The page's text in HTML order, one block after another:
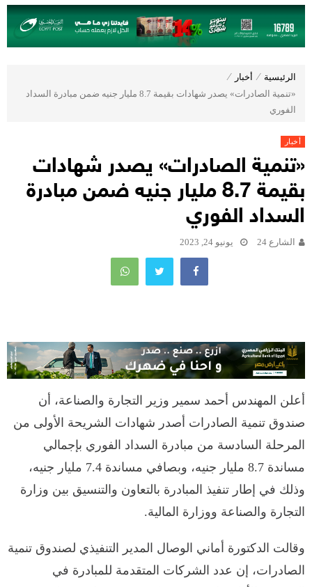
الرئيسية ⁄ أخبار ⁄
«تنمية الصادرات» يصدر شهادات بقيمة 8.7 مليار جنيه ضمن مبادرة السداد
الفوري
أخبار
«تنمية الصادرات» يصدر شهادات
بقيمة 8.7 مليار جنيه ضمن مبادرة
السداد الفوري
الشارع 24 يونيو 24, 2023
أعلن المهندس أحمد سمير وزير التجارة والصناعة، أن
صندوق تنمية الصادرات أصدر شهادات الشريحة الأولى من
المرحلة السادسة من مبادرة السداد الفوري بإجمالي
مساندة 8.7 مليار جنيه، وبصافي مساندة 7.4 مليار جنيه،
وذلك في إطار تنفيذ المبادرة بالتعاون والتنسيق بين وزارة
التجارة والصناعة ووزارة المالية.
وقالت الدكتورة أماني الوصال المدير التنفيذي لصندوق تنمية
الصادرات، إن عدد الشركات المتقدمة للمبادرة في